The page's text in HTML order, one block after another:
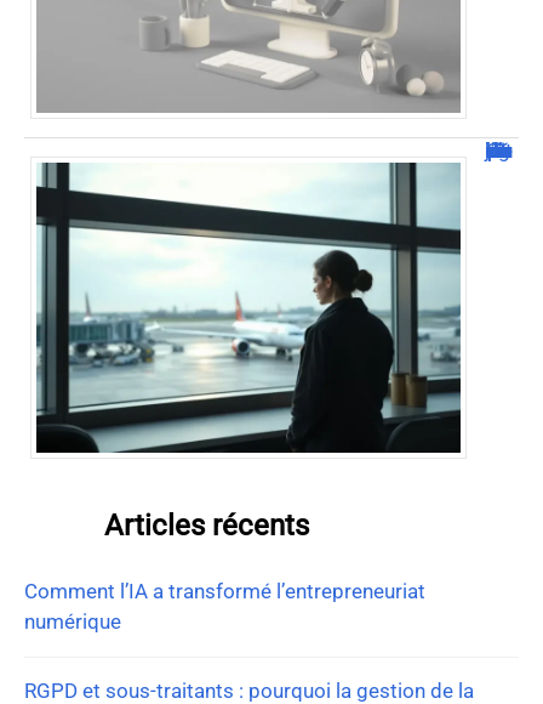
Combien de jour pour un décès d’un parent à l’étranger ?
Articles récents
Comment l’IA a transformé l’entrepreneuriat
numérique
RGPD et sous-traitants : pourquoi la gestion de la